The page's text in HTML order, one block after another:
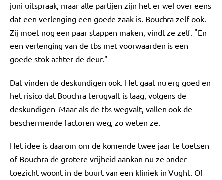
juni uitspraak, maar alle partijen zijn het er wel over eens
dat een verlenging een goede zaak is. Bouchra zelf ook.
Zij moet nog een paar stappen maken, vindt ze zelf. "En
een verlenging van de tbs met voorwaarden is een
goede stok achter de deur."
Dat vinden de deskundigen ook. Het gaat nu erg goed en
het risico dat Bouchra terugvalt is laag, volgens de
deskundigen. Maar als de tbs wegvalt, vallen ook de
beschermende factoren weg, zo weten ze.
Het idee is daarom om de komende twee jaar te toetsen
of Bouchra de grotere vrijheid aankan nu ze onder
toezicht woont in de buurt van een kliniek in Vught. Of